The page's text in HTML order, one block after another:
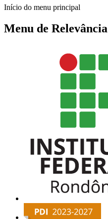
Início do menu principal
Menu de Relevância